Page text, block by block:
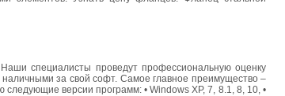
специалисты проведут профессиональную оценку
за свой софт. Самое главное преимущество –
версии программ: • Windows XP, 7, 8.1, 8, 10, •